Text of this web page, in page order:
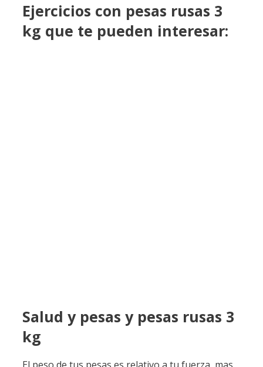
Ejercicios con pesas rusas 3
kg que te pueden interesar:
Salud y pesas y pesas rusas 3
kg